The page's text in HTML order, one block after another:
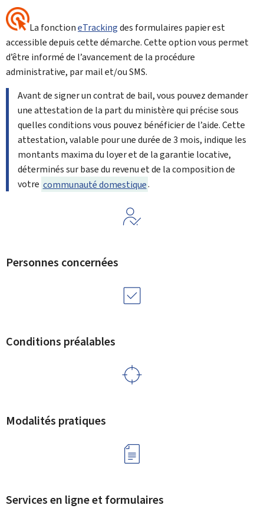
La fonctioneTrackingdes formulaires papier est
accessible depuis cette démarche. Cette option vous permet
d’être informé de l’avancement de la procédure
administrative, par mail et/ou SMS.
Avant de signer un contrat de bail, vous pouvez demander
une attestation de la part du ministère qui précise sous
quelles conditions vous pouvez bénéficier de l’aide. Cette
attestation, valable pour une durée de 3 mois, indique les
montants maxima du loyer et de la garantie locative,
déterminés sur base du revenu et de la composition de
votre communauté domestique.
Personnes concernées
Conditions préalables
Modalités pratiques
Services en ligne et formulaires